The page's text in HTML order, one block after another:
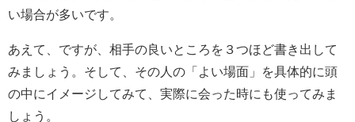
い場合が多いです。
あえて、ですが、相手の良いところを３つほど書き出して
みましょう。そして、その人の「よい場面」を具体的に頭
の中にイメージしてみて、実際に会った時にも使ってみま
しょう。